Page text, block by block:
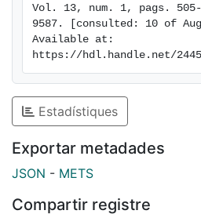
Vol. 13, num. 1, pags. 505-
9587. [consulted: 10 of
Available at:
https://hdl.handle.net/
Estadístiques
Exportar metadades
JSON - METS
Compartir registre